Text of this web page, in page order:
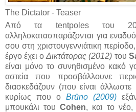
The Dictator - Teaser
Από τα tentpoles του
αλληλοκατασπαράζονται για
σου στη χριστουγεννιάτικη
έργο έχει οΔικτάτορας (2012) του
είναι μόνο το συνηθισμένο κακό
αστεία που προσβάλλουνε
διασκεδάζουν (που είναι άλλωστε
κυρίως που ο Brüno (2009)
μπουκάλι του Cohen, και το νέο,